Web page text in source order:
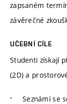
zapsaném
závěrečné
UČEBNÍ CÍLE
Studenti získají
(2D) a
Seznámí se